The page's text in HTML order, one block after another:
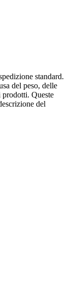
standard.
del peso, delle
prodotti. Queste
del